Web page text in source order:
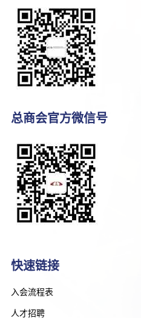
总商会官方微信号
快速链接
入会流程表
人才招聘